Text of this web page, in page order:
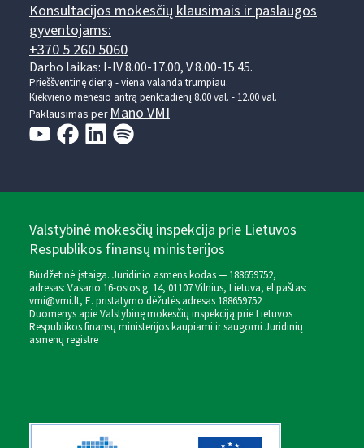
Konsultacijos mokesčių klausimais ir paslaugos
gyventojams:
+370 5 260 5060
Darbo laikas: I-IV 8.00-17.00, V 8.00-15.45.
Prieššventinę dieną - viena valanda trumpiau.
Kiekvieno mėnesio antrą penktadienį 8.00 val. - 12.00 val.
Paklausimas perMano VMI
Valstybinė mokesčių inspekcija prie Lietuvos
Respublikos finansų ministerijos
Biudžetinė įstaiga. Juridinio asmens kodas — 188659752,
adresas: Vasario 16-osios g. 14, 01107 Vilnius, Lietuva, el.paštas:
vmi@vmi.lt, E. pristatymo dėžutės adresas 188659752
Duomenys apie Valstybinę mokesčių inspekciją prie Lietuvos
Respublikos finansų ministerijos kaupiami ir saugomi Juridinių
asmenų registre